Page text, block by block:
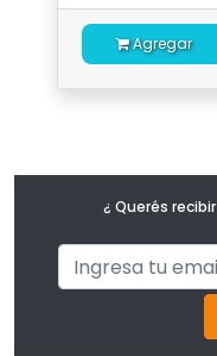
Agregar
¿ Querés